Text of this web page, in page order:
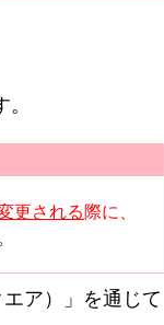
更される際に、
ア）」を通じて